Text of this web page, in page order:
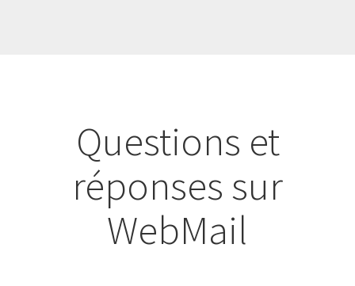
Questions et
réponses sur
WebMail